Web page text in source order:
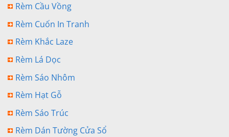
Rèm Cầu Vồng
Rèm Cuốn In Tranh
Rèm Khắc Laze
Rèm Lá Dọc
Rèm Sáo Nhôm
Rèm Hạt Gỗ
Rèm Sáo Trúc
Rèm Dán Tường Cửa Sổ